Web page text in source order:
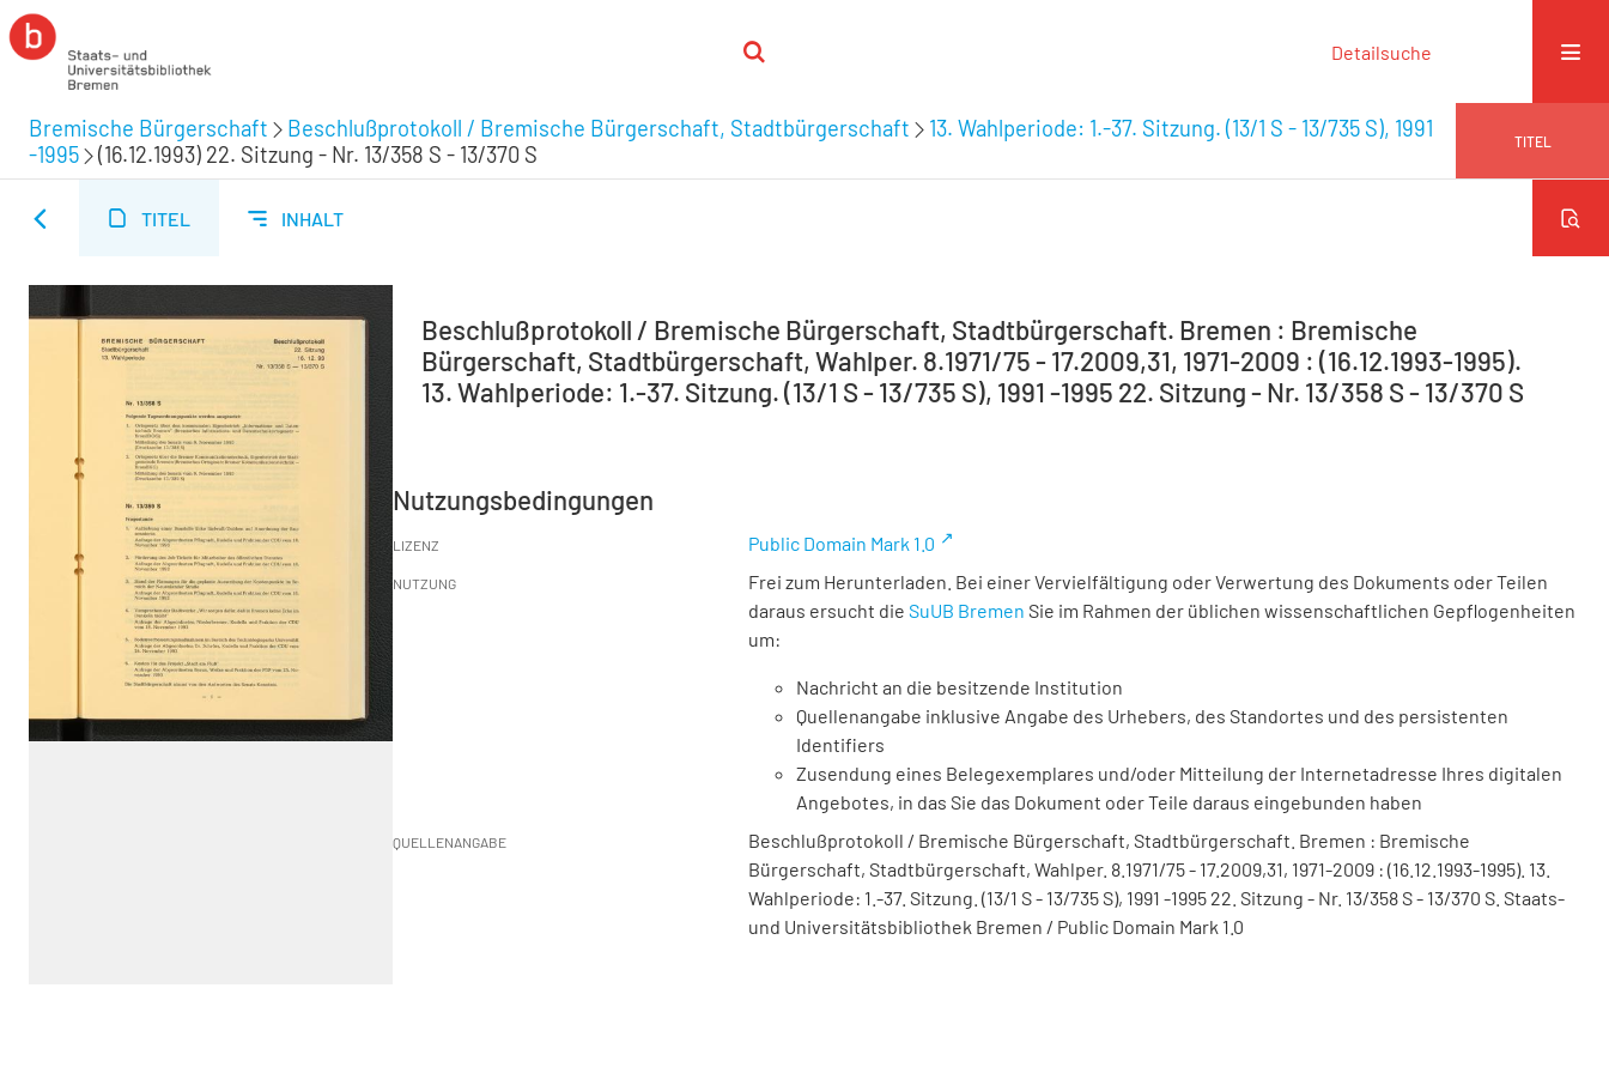
Detailsuche
Bremische Bürgerschaft Beschlußprotokoll / Bremische Bürgerschaft, Stadtbürgerschaft
13. Wahlperiode: 1.-37. Sitzung. (13/1 S - 13/735 S), 1991
-1995
(16.12.1993) 22. Sitzung - Nr. 13/358 S - 13/370 S TITEL
TITEL INHALT
Beschlußprotokoll / Bremische Bürgerschaft, Stadtbürgerschaft. Bremen : Bremische
Bürgerschaft, Stadtbürgerschaft, Wahlper. 8.1971/75 - 17.2009,31, 1971-2009 : (16.12.1993-1995).
13. Wahlperiode: 1.-37. Sitzung. (13/1 S - 13/735 S), 1991 -1995 22. Sitzung - Nr. 13/358 S - 13/370 S
Nutzungsbedingungen
LIZENZ Public Domain Mark 1.0
NUTZUNG
Frei zum Herunterladen. Bei einer Vervielfältigung oder Verwertung des Dokuments oder Teilen
daraus ersucht die SuUB Bremen Sie im Rahmen der üblichen wissenschaftlichen Gepflogenheiten
um:
Nachricht an die besitzende Institution
Quellenangabe inklusive Angabe des Urhebers, des Standortes und des persistenten
Identifiers
Zusendung eines Belegexemplares und/oder Mitteilung der Internetadresse Ihres digitalen
Angebotes, in das Sie das Dokument oder Teile daraus eingebunden haben
QUELLENANGABE
Beschlußprotokoll / Bremische Bürgerschaft, Stadtbürgerschaft. Bremen : Bremische
Bürgerschaft, Stadtbürgerschaft, Wahlper. 8.1971/75 - 17.2009,31, 1971-2009 : (16.12.1993-1995). 13.
Wahlperiode: 1.-37. Sitzung. (13/1 S - 13/735 S), 1991 -1995 22. Sitzung - Nr. 13/358 S - 13/370 S. Staats-
und Universitätsbibliothek Bremen / Public Domain Mark 1.0